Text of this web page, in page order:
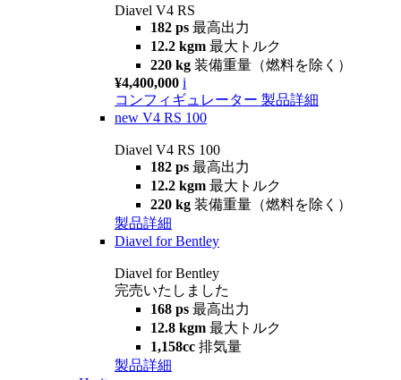
Diavel V4 RS
182 ps 最高出力
12.2 kgm 最大トルク
220 kg 装備重量（燃料を除く）
¥4,400,000 i
コンフィギュレーター 製品詳細
new V4 RS 100
Diavel V4 RS 100
182 ps 最高出力
12.2 kgm 最大トルク
220 kg 装備重量（燃料を除く）
製品詳細
Diavel for Bentley
Diavel for Bentley
完売いたしました
168 ps 最高出力
12.8 kgm 最大トルク
1,158cc 排気量
製品詳細